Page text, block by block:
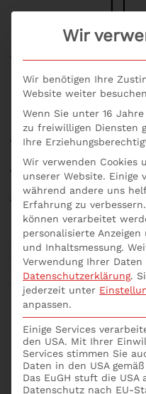
Skip to main
Wie wird
Geschrieben vonp537752
Allgemein,Debitoren- und
erfolgreich steuern,
Unternehmensberatung
Liquiditätsbedarf
Wie wird der
In unserem
zuverlässige Finanz-
Praxis aufgebaut
Wir
Wir benötigen Ihre
Website weiter
Wenn Sie unter 16
zu freiwilligen Diensten
Ihre
Wir verwenden Cookies
unserer Website. Einige
während andere uns
Erfahrung zu verbessern.
können verarbeitet
personalisierte
und Inhaltsmessung.
Verwendung Ihrer
Datenschutzerklärung.
jederzeit unter
anpassen.
Einige Services
den USA. Mit Ihrer
Services stimmen Sie
Daten in den USA
Das EuGH stuft die
Datenschutz nach EU-